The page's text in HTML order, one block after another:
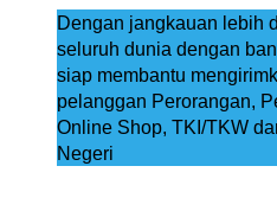
Dengan jangkauan lebih
seluruh dunia dengan
siap membantu
pelanggan Perorangan,
Online Shop, TKI/TKW
Negeri